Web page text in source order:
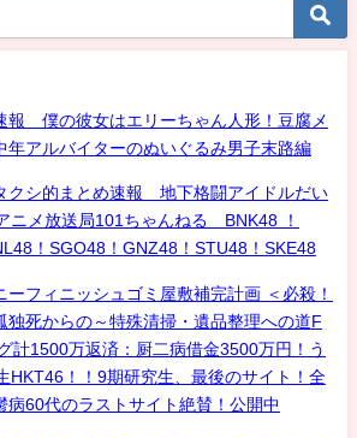
報 僕の彼女はエリーちゃん人形！豆腐メ
年アルバイターのぬいぐるみ男子末路編
シ的まとめ速報 地下格闘アイドルだい
メ放送局101ちゃんねる BNK48 ！
！SGO48！GNZ48！STU48！SKE48
ーフィニッシュゴミ屋敷補完計画 ＜必殺！
独死からの～特殊清掃・遺品整理への道F
計1500万返済：厨二病借金3500万円！う
HKT46！！9期研究生、最後のサイト！全
病60代のラストサイト絶賛！公開中